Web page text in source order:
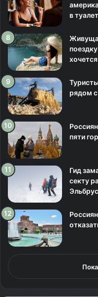
в
рядом
пяти
Гид
секту
Эльбрус